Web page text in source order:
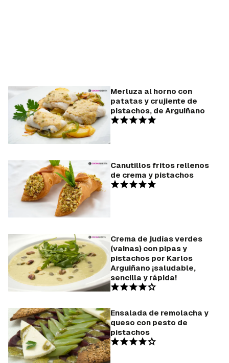
Merluza al horno con
patatas y crujiente de
pistachos, de Arguiñano
Canutillos fritos rellenos
de crema y pistachos
Crema de judías verdes
(vainas) con pipas y
pistachos por Karlos
Arguiñano ¡saludable,
sencilla y rápida!
Ensalada de remolacha y
queso con pesto de
pistachos